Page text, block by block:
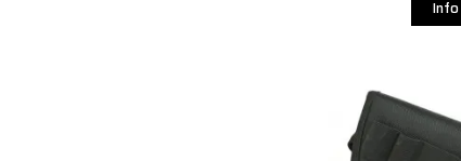
Info